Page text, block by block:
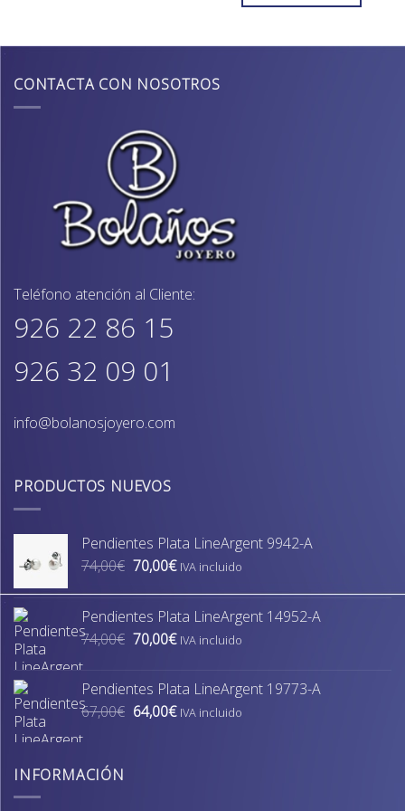
CONTACTA CON NOSOTROS
Teléfono atención al Cliente:
926 22 86 15
926 32 09 01
info@bolanosjoyero.com
PRODUCTOS NUEVOS
Pendientes Plata LineArgent 9942-A
74,00€ El
era:
74,00€.
70,00€El
es:
70,00€.
IVA incluido
Pendientes Plata LineArgent 14952-A
74,00€ El
era:
74,00€.
70,00€El
es:
70,00€.
IVA incluido
Pendientes Plata LineArgent 19773-A
67,00€ El
64,00€ElIVA incluido
INFORMACIÓN